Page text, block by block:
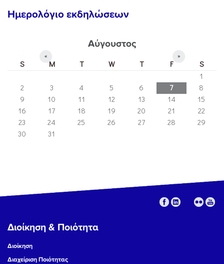
Ημερολόγιο εκδηλώσεων
Αύγουστος
« »
S M T W T F
S
1
2
3 4 5 6 7
8
9
10 11 12 13 14
15
16
17 18 19 20 21
22
23
24 25 26 27 28
29
30
31
Διοίκηση & Ποιότητα
Διοίκηση
Διαχείριση Ποιότητας